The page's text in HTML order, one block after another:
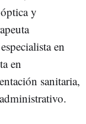
y
en
en
sanitaria,